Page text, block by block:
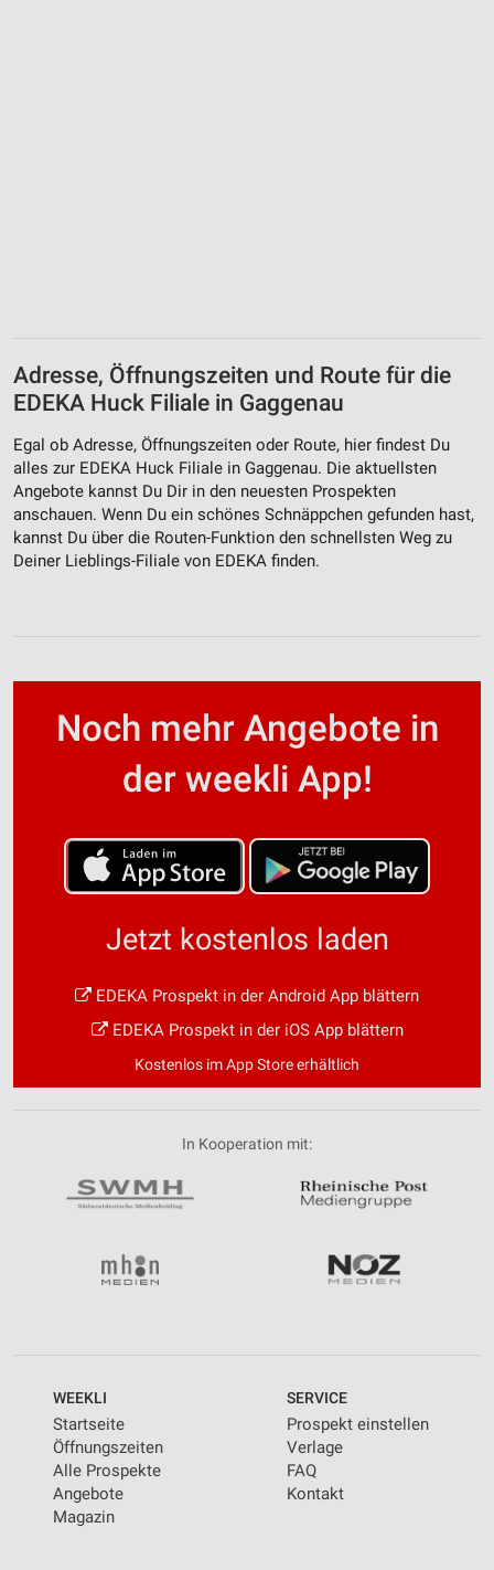
Adresse, Öffnungszeiten und Route für die
EDEKA Huck Filiale in Gaggenau
Egal ob Adresse, Öffnungszeiten oder Route, hier findest Du
alles zur EDEKA Huck Filiale in Gaggenau. Die aktuellsten
Angebote kannst Du Dir in den neuesten Prospekten
anschauen. Wenn Du ein schönes Schnäppchen gefunden hast,
kannst Du über die Routen-Funktion den schnellsten Weg zu
Deiner Lieblings-Filiale von EDEKA finden.
Noch mehr Angebote in
der weekli App!
Jetzt kostenlos laden
EDEKA Prospekt in der Android App blättern
EDEKA Prospekt in der iOS App blättern
Kostenlos im App Store erhältlich
In Kooperation mit:
WEEKLI
Startseite
Öffnungszeiten
Alle Prospekte
Angebote
Magazin
SERVICE
Prospekt einstellen
Verlage
FAQ
Kontakt